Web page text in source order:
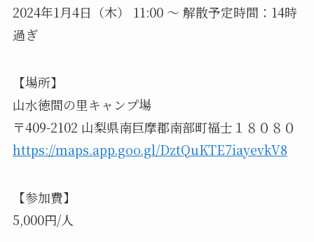
2024年1月4日（木） 11:00 〜 解散予定時間：14時
過ぎ
【場所】
山水徳間の里キャンプ場
〒409-2102 山梨県南巨摩郡南部町福士１８０８０
https://maps.app.goo.gl/DztQuKTE7iayevkV8
【参加費】
5,000円/人